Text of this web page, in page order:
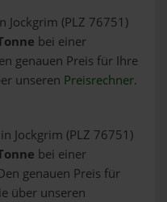
Jockgrim (PLZ 76751)
bei einer
genauen Preis für Ihre
unseren Preisrechner.
Jockgrim (PLZ 76751)
bei einer
genauen Preis für
über unseren